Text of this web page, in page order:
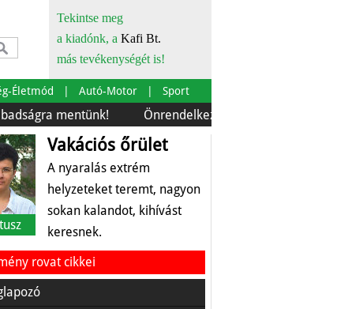
Tekintse meg
a kiadónk, a Kafi Bt.
más tevékenységét is!
Életmód Autó-Motor Sport
mentünk! Önrendelkezés és szürkebarát
Vakációs őrület
A nyaralás extrém
helyzeteket teremt, nagyon
sokan kalandot, kihívást
keresnek.
rovat cikkei